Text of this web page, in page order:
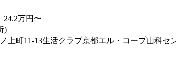
24.2万円〜
)
上町11-13生活クラブ京都エル・コープ山科セ